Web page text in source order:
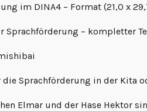
im DINA4 – Format (21,0 x
– kompletter
Sprachförderung in der Kita
Elmar und der Hase Hektor